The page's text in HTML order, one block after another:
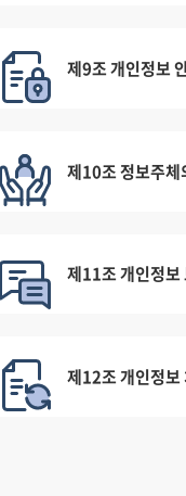
제9조 개인정보
제10조 정보주체
제11조 개인정보
제12조 개인정보